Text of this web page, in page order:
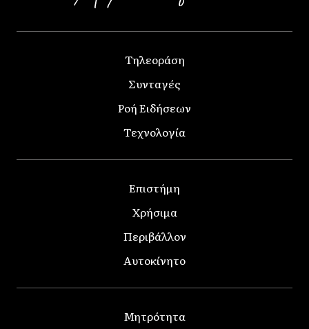
Τηλεοράση
Συνταγές
Ροή Ειδήσεων
Τεχνολογία
Επιστήμη
Χρήσιμα
Περιβάλλον
Αυτοκίνητο
Μητρότητα